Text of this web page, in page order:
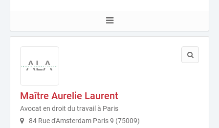
Maître Aurelie Laurent
Avocat en droit du travail à Paris
84 Rue d'Amsterdam Paris 9 (75009)